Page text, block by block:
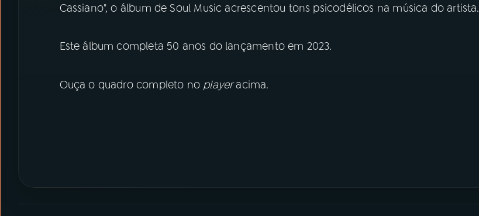
Cassiano", o álbum de Soul Music acrescentou tons psicodélicos na música do artista.
Este álbum completa 50 anos do lançamento em 2023.
Ouça o quadro completo no playeracima.